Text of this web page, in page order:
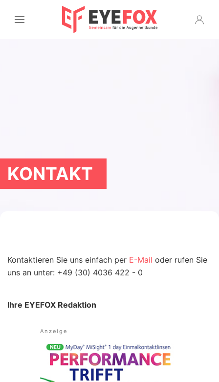
KONTAKT
Kontaktieren Sie uns einfach per E-Mail oder rufen Sie
uns an unter: +49 (30) 4036 422 - 0
Ihre EYEFOX Redaktion